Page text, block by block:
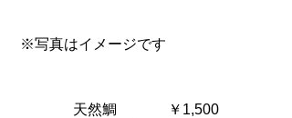
※写真はイメージです
天然鯛　          ￥1,500